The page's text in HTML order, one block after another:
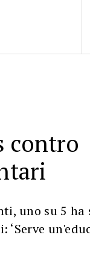
contro
uno su 5
‘Serve